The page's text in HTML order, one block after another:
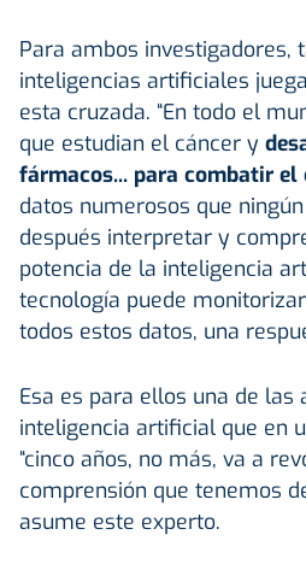
Para ambos investigadores,
inteligencias artificiales
esta cruzada. “En todo el
que estudian el cáncer y
fármacos... para combatir el
datos numerosos que
después interpretar y
potencia de la inteligencia
tecnología puede
todos estos datos, una
Esa es para ellos una de las
inteligencia artificial que en
“cinco años, no más, va a
comprensión que tenemos
asume este experto.